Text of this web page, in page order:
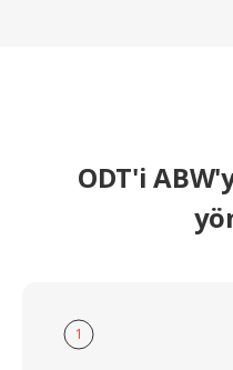
ODT'i
1